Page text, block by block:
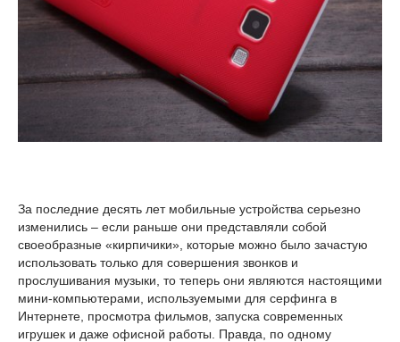
За последние десять лет мобильные устройства серьезно
изменились – если раньше они представляли собой
своеобразные «кирпичики», которые можно было зачастую
использовать только для совершения звонков и
прослушивания музыки, то теперь они являются настоящими
мини-компьютерами, используемыми для серфинга в
Интернете, просмотра фильмов, запуска современных
игрушек и даже офисной работы. Правда, по одному